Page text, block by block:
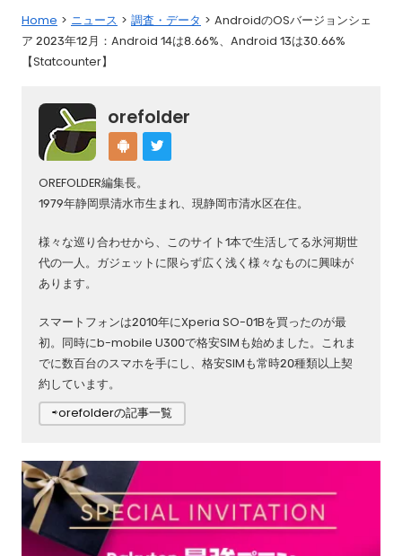
Home ニュース 調査・データ
AndroidのOSバージョンシェ
ア 2023年12月：Android 14は8.66%、Android 13は30.66%
【Statcounter】
orefolder
OREFOLDER編集長。
1979年静岡県清水市生まれ、現静岡市清水区在住。
様々な巡り合わせから、このサイト1本で生活してる氷河期世
代の一人。ガジェットに限らず広く浅く様々なものに興味が
あります。
スマートフォンは2010年にXperia SO-01Bを買ったのが最
初。同時にb-mobile U300で格安SIMも始めました。これま
でに数百台のスマホを手にし、格安SIMも常時20種類以上契
約しています。
⇨orefolderの記事一覧